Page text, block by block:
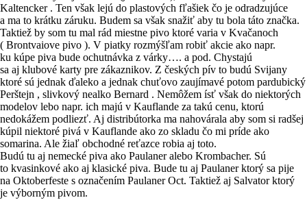
Kaltencker . Ten však lejú do plastových fľašiek čo je odradzujúce
a ma to krátku záruku. Budem sa však snažiť aby tu bola táto značka.
Taktiež by som tu mal rád miestne pivo ktoré varia v Kvačanoch
( Brontvaiove pivo ). V piatky rozmýšľam robiť akcie ako napr.
ku kúpe piva bude ochutnávka z várky…. a pod. Chystajú
sa aj klubové karty pre zákaznikov. Z českých pív to budú Svijany
ktoré sú jednak ďaleko a jednak chuťovo zaujímavé potom pardubický
Perštejn , slivkový nealko Bernard . Nemôžem ísť však do niektorých
modelov lebo napr. ich majú v Kauflande za takú cenu, ktorú
nedokážem podliezť. Aj distribútorka ma nahovárala aby som si radšej
kúpil niektoré pivá v Kauflande ako zo skladu čo mi príde ako
somarina. Ale žiaľ obchodné reťazce robia aj toto.
Budú tu aj nemecké piva ako Paulaner alebo Krombacher. Sú
to kvasinkové ako aj klasické piva. Bude tu aj Paulaner ktorý sa pije
na Oktoberfeste s označením Paulaner Oct. Taktiež aj Salvator ktorý
je výborným pivom.